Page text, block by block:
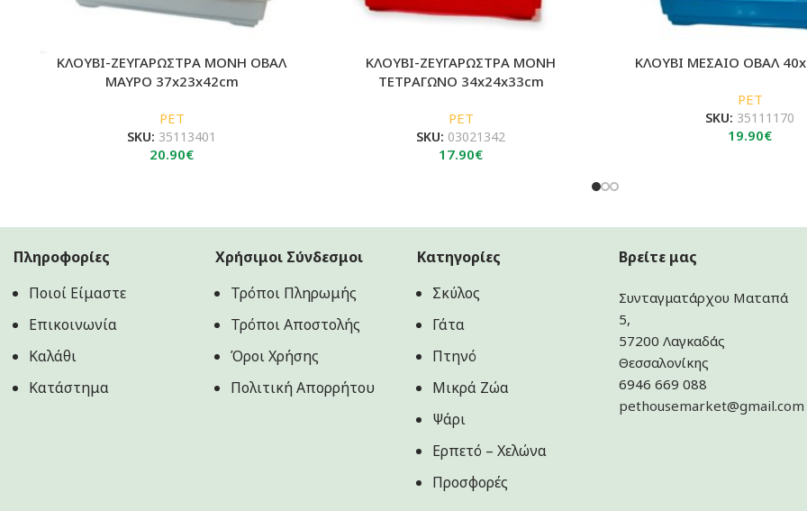
ΚΛΟΥΒΙ-ΖΕΥΓΑΡΩΣΤΡΑ ΜΟΝΗ ΟΒΑΛ
ΜΑΥΡΟ 37x23x42cm
PET
SKU: 35113401
20.90€
ΚΛΟΥΒΙ-ΖΕΥΓΑΡΩΣΤΡΑ ΜΟΝΗ
ΤΕΤΡΑΓΩΝΟ 34x24x33cm
PET
SKU: 03021342
17.90€
ΚΛΟΥΒΙ ΜΕΣΑΙΟ ΟΒΑΛ
PET
SKU: 35111170
19.90€
Πληροφορίες
Ποιοί Είμαστε
Επικοινωνία
Καλάθι
Κατάστημα
Χρήσιμοι Σύνδεσμοι
Τρόποι Πληρωμής
Τρόποι Αποστολής
Όροι Χρήσης
Πολιτική Aπορρήτου
Κατηγορίες
Σκύλος
Γάτα
Πτηνό
Μικρά Ζώα
Ψάρι
Ερπετό – Χελώνα
Προσφορές
Βρείτε μας
Συνταγματάρχου Ματαπά
5,
57200 Λαγκαδάς
Θεσσαλονίκης
6946 669 088
pethousemarket@gmail.com